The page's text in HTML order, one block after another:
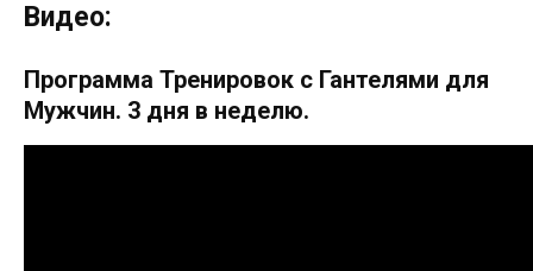
Видео:
Программа Тренировок с Гантелями для
Мужчин. 3 дня в неделю.